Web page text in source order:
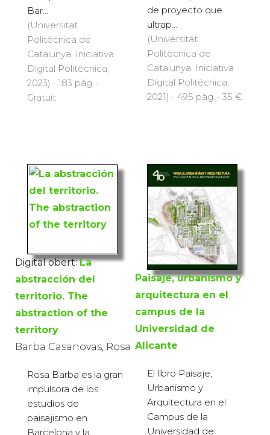
Bar...
(Universitat
Politècnica de
Catalunya. Iniciativa
Digital Politècnica,
2023) · 183 pàg. ·
Gratuït
de proyecto que
ultrap...
(Universitat
Politècnica de
Catalunya. Iniciativa
Digital Politècnica,
2021) · 495 pàg. · 35 €
Digital obert: La
abstracción del
territorio. The
abstraction of the
territory
Barba Casanovas, Rosa
Rosa Barba es la gran
impulsora de los
estudios de
paisajismo en
Barcelona y la
Paisaje, urbanismo y
arquitectura en el
campus de la
Universidad de
Alicante
El libro Paisaje,
Urbanismo y
Arquitectura en el
Campus de la
Universidad de